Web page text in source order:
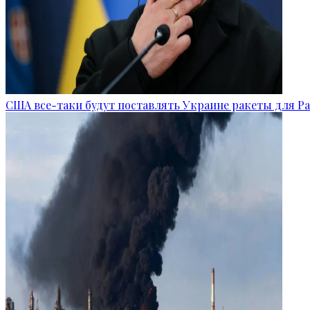
США все-таки будут поставлять Украине ракеты для